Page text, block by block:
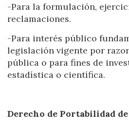
-Para la formulación,
reclamaciones.
-Para interés público
legislación vigente por
pública o para fines de
estadística o científica.
Derecho de Portabilidad
Técnicas y funcionales
Este sitio web utiliza Cookies
información con la finalidad de
Si continua navegando, supone la
instalación de las mismas. El
de configurar su navegador
impedir que sean instaladas en su
Analíticas y personalización